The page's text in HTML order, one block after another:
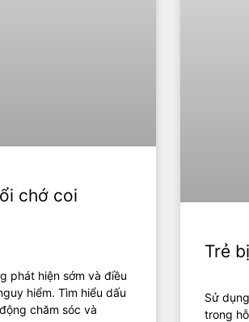
chớ coi
phát hiện sớm và điều
hiểm. Tìm hiểu dấu
chăm sóc và
Trẻ
Sử
trong